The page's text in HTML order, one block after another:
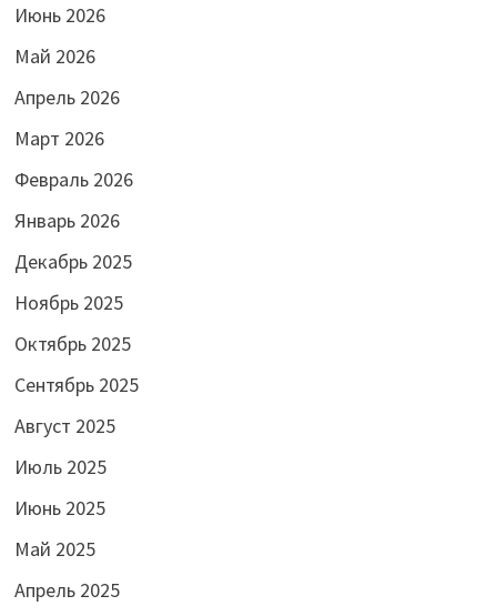
Июнь 2026
Май 2026
Апрель 2026
Март 2026
Февраль 2026
Январь 2026
Декабрь 2025
Ноябрь 2025
Октябрь 2025
Сентябрь 2025
Август 2025
Июль 2025
Июнь 2025
Май 2025
Апрель 2025